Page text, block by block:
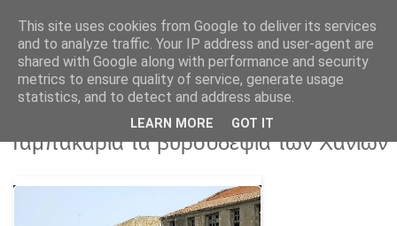
Πέμπτη 28 Μαΐου 2026
Ταμπακαριά τα βυρσοδεψία των Χανίων
This site uses cookies from Google to deliver its services
and to analyze traffic. Your IP address and user-agent are
shared with Google along with performance and security
metrics to ensure quality of service, generate usage
statistics, and to detect and address abuse.
LEARN MORE GOT IT